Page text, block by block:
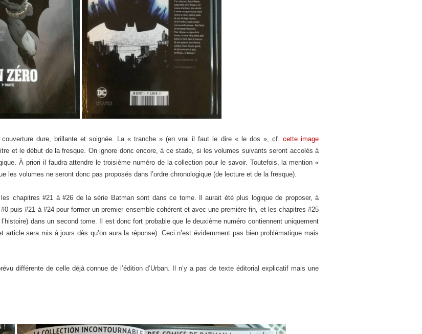
couverture dure, brillante et soignée. La « tranche » (en vrai il faut le dire « le dos », cf. cette image
et le début de la fresque. On ignore donc encore, à ce stade, si les volumes suivants seront accolés à
À priori il faudra attendre le troisième numéro de la collection pour le savoir. Toutefois, la mention «
les volumes ne seront donc pas proposés dans l’ordre chronologique (de lecture et de la fresque).
chapitres #21 à #26 de la série Batman sont dans ce tome. Il aurait été plus logique de proposer, à
#0 puis #21 à #24 pour former un premier ensemble cohérent et avec une première fin, et les chapitres #25
dans un second tome. Il est donc fort probable que le deuxième numéro contiennent uniquement
sera mis à jours dès qu’on aura la réponse). Ceci n’est évidemment pas bien problématique mais
différente de celle déjà connue de l’édition d’Urban. Il n’y a pas de texte éditorial explicatif mais une